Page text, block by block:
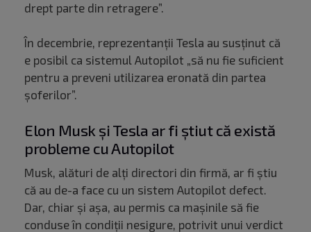
drept parte din retragere”.
În decembrie, reprezentanții Tesla au susținut că
e posibil ca sistemul Autopilot „să nu fie suficient
pentru a preveni utilizarea eronată din partea
șoferilor”.
Elon Musk și Tesla ar fi știut că există
probleme cu Autopilot
Musk, alături de alți directori din firmă, ar fi știu
că au de-a face cu un sistem Autopilot defect.
Dar, chiar și așa, au permis ca mașinile să fie
conduse în condiții nesigure, potrivit unui verdict